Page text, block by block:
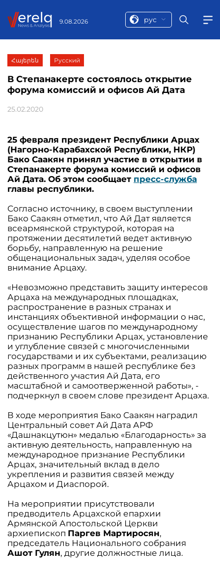
9.08.2026 рус
Հայերեն Русский
В Степанакерте состоялось открытие
форума комиссий и офисов Ай Дата
25.02.2020
25 февраля президент Республики Арцах
(Нагорно-Карабахской Республики, НКР)
Бако Саакян принял участие в открытии в
Степанакерте форума комиссий и офисов
Ай Дата. Об этом сообщает пресс-служба
главы республики.
Согласно источнику, в своем выступлении
Бако Саакян отметил, что Ай Дат является
всеармянской структурой, которая на
протяжении десятилетий ведет активную
борьбу, направленную на решение
общенациональных задач, уделяя особое
внимание Арцаху.
«Невозможно представить защиту интересов
Арцаха на международных площадках,
распространение в разных странах и
инстанциях объективной информации о нас,
осуществление шагов по международному
признанию Республики Арцах, установление
и углубление связей с многочисленными
государствами и их субъектами, реализацию
разных программ в нашей республике без
действенного участия Ай Дата, его
масштабной и самоотверженной работы», -
подчеркнул в своем слове президент Арцаха.
В ходе мероприятия Бако Саакян наградил
Центральный совет Ай Дата АРФ
«Дашнакцутюн» медалью «Благодарность» за
активную деятельность, направленную на
международное признание Республики
Арцах, значительный вклад в дело
укрепления и развития связей между
Арцахом и Диаспорой.
На мероприятии присутствовали
предводитель Арцахской епархии
Армянской Апостольской Церкви
архиепископ Паргев Мартиросян,
председатель Национального собрания
Ашот Гулян, другие должностные лица.